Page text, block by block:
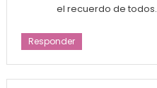
el recuerdo de todos.
Responder